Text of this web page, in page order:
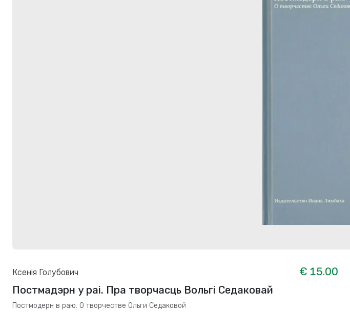
Ксенія Голубович
€ 15.00
Постмадэрн у раі. Пра творчасць Вольгі Седаковай
Постмодерн в раю. О творчестве Ольги Седаковой